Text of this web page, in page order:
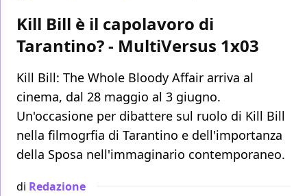
Kill Bill è il capolavoro di
Tarantino? - MultiVersus 1x03
Kill Bill: The Whole Bloody Affair arriva al
cinema, dal 28 maggio al 3 giugno.
Un'occasione per dibattere sul ruolo di Kill Bill
nella filmogrfia di Tarantino e dell'importanza
della Sposa nell'immaginario contemporaneo.
di Redazione